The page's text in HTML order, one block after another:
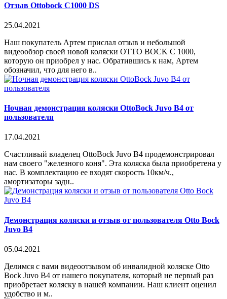
Отзыв Ottobock C1000 DS
25.04.2021
Наш покупатель Артем прислал отзыв и небольшой
видеообзор своей новой коляски OTTO BOCK C 1000,
которую он приобрел у нас. Обратившись к нам, Артем
обозначил, что для него в..
Ночная демонстрация коляски OttoBock Juvo B4 от
пользователя
17.04.2021
Счастливый владелец OttoBock Juvo B4 продемонстрировал
нам своего "железного коня". Эта коляска была приобретена у
нас. В комплектацию ее входят скорость 10км/ч.,
амортизаторы задн..
Демонстрация коляски и отзыв от пользователя Otto Bock
Juvo B4
05.04.2021
Делимся с вами видеоотзывом об инвалидной коляске Otto
Bock Juvo B4 от нашего покупателя, который не первый раз
приобретает коляску в нашей компании. Наш клиент оценил
удобство и м..